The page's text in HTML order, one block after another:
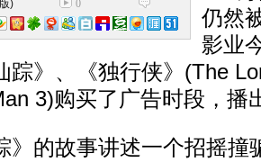
)
0
仍然
影业
踪》、《独行侠》(The
3)购买了广告时段，播
的故事讲述一个招摇撞